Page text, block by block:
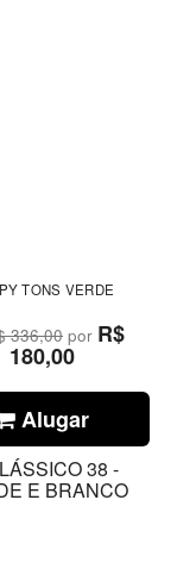
TONS VERDE
336,00 por R$
180,00
Alugar